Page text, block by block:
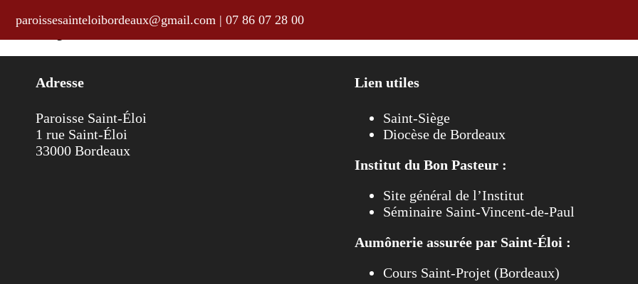
paroissesainteloibordeaux@gmail.com| 07 86 07 28 00
18 juin 2017
Adresse
Paroisse Saint-Éloi
1 rue Saint-Éloi
33000 Bordeaux
Lien utiles
Saint-Siège
Diocèse de Bordeaux
Institut du Bon Pasteur :
Site général de l’Institut
Séminaire Saint-Vincent-de-Paul
Aumônerie assurée par Saint-Éloi :
Cours Saint-Projet (Bordeaux)